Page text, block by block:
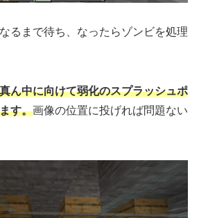
るまで待ち、なったらゾンビを処理
ん中に向けて弱化のスプラッシュポ
す。画像の位置に投げれば問題ない